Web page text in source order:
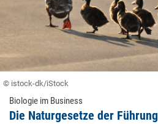
© istock-dk/iStock
Biologie im Business
Die Naturgesetze der Führung